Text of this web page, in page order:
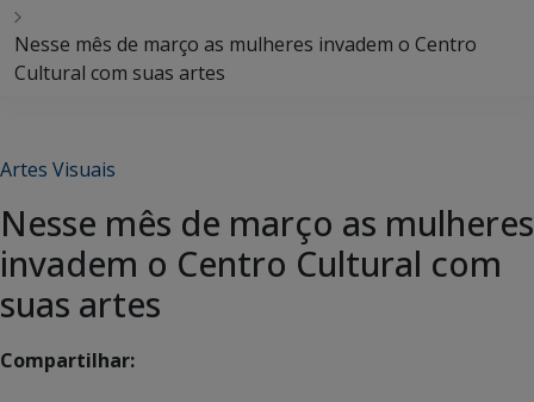
Nesse mês de março as mulheres invadem o Centro
Cultural com suas artes
Artes Visuais
Nesse mês de março as mulheres
invadem o Centro Cultural com
suas artes
Compartilhar: